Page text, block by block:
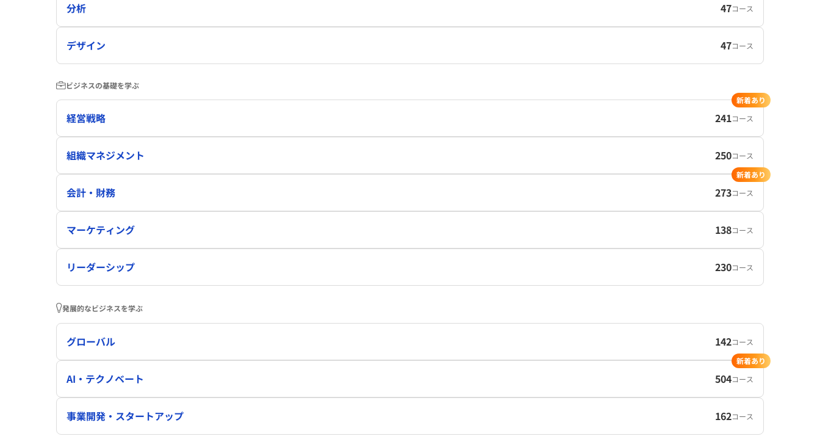
分析 47コース
デザイン 47コース
ビジネスの基礎を学ぶ
経営戦略 241コース
新着あり
組織マネジメント 250コース
会計・財務 273コース
新着あり
マーケティング 138コース
リーダーシップ 230コース
発展的なビジネスを学ぶ
グローバル 142コース
AI・テクノベート 504コース
新着あり
事業開発・スタートアップ 162コース